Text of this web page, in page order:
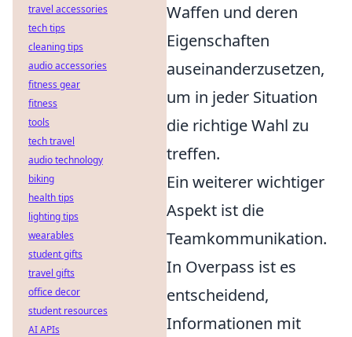
Waffen und deren
Eigenschaften
auseinanderzusetzen,
um in jeder Situation
die richtige Wahl zu
treffen.
Ein weiterer wichtiger
Aspekt ist die
Teamkommunikation.
In Overpass ist es
entscheidend,
Informationen mit
travel accessories
tech tips
cleaning tips
audio accessories
fitness gear
fitness
tools
tech travel
audio technology
biking
health tips
lighting tips
wearables
student gifts
travel gifts
office decor
student resources
AI APIs